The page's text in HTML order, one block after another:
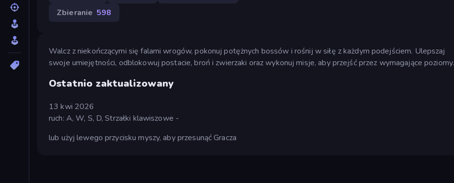
Zbieranie 598
Walcz z niekończącymi się falami wrogów, pokonuj potężnych bossów i rośnij w siłę z każdym podejściem. Ulepszaj
swoje umiejętności, odblokowuj postacie, broń i zwierzaki oraz wykonuj misje, aby przejść przez wymagające poziomy.
Ostatnio zaktualizowany
13 kwi 2026
ruch: A, W, S, D, Strzałki klawiszowe -
lub użyj lewego przycisku myszy, aby przesunąć Gracza